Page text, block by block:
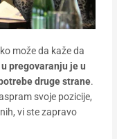
može da kaže da
pregovaranju je u
druge strane.
svoje pozicije,
vi ste zapravo